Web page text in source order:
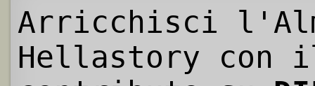
Arricchisci
Hellastory con